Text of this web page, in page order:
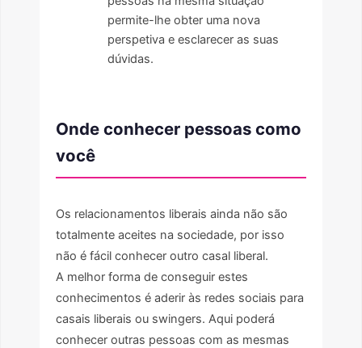
permite-lhe obter uma nova
perspetiva e esclarecer as suas
dúvidas.
Onde conhecer pessoas como
você
Os relacionamentos liberais ainda não são
totalmente aceites na sociedade, por isso
não é fácil conhecer outro casal liberal.
A melhor forma de conseguir estes
conhecimentos é aderir às redes sociais para
casais liberais ou swingers. Aqui poderá
conhecer outras pessoas com as mesmas